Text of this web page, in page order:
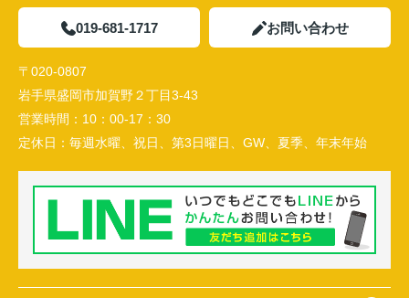
019-681-1717 お問い合わせ
〒020-0807
岩手県盛岡市加賀野２丁目3-43
営業時間： 10：00-17：30
定休日： 毎週水曜、祝日、第3日曜日、GW、夏季、年末年始